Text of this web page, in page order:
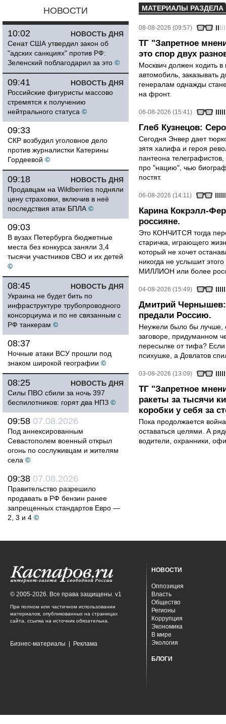
НОВОСТИ
НОВОСТЬ ДНЯ
10:02
Сенат США утвердил закон об
"адских санкциях" против РФ:
Зеленский поблагодарил за это ©
НОВОСТЬ ДНЯ
09:41
Российские фигуристы массово
стремятся к получению
нейтрального статуса ©
09:33
СКР возбудил уголовное дело
против журналистки Катерины
Гордеевой ©
НОВОСТЬ ДНЯ
09:18
Продавцам на Wildberries подняли
цену страховки, включив в неё
последствия атак БПЛА ©
09:03
В вузах Петербурга бюджетные
места без конкурса заняли 3,4
тысячи участников СВО и их детей
©
НОВОСТЬ ДНЯ
08:45
Украина не будет бить по
инфраструктуре трубопроводного
консорциума и по не связанным с
РФ танкерам ©
08:37
Ночные атаки ВСУ прошли под
знаком широкой географии ©
НОВОСТЬ ДНЯ
08:25
Силы ПВО сбили за ночь 397
беспилотников: горят два НПЗ ©
09:58 07.08.2026
Под аннексированным
Севастополем военный открыл
огонь по сослуживцам и жителям
села ©
09:38 07.08.2026
Правительство разрешило
продавать в РФ бензин ранее
запрещенных стандартов Евро —
2, 3 и 4 ©
МАТЕРИАЛЫ РАЗДЕЛА
08-08-2026 (09:57)
ТГ "Запретное
это спор двух
Москвич должен ходить в
автомобиль, заказывать
генералам однажды
на фронт.
06-08-2026 (15:41)
Глеб Кузнецов:
Сегодня Энвер дает
зятя халифа и героя
пантеона
про "нацию", чью
постят.
06-08-2026 (14:11)
Карина Кокрэлл-
россияне.
Это КОНЧИТСЯ тогда
старичка, играющего
который не хочет
никогда не услышит
МИЛЛИОН или более
04-08-2026 (15:49)
Дмитрий Чернышев:
предали Россию.
Неужели было бы лучше,
заговоре, придуманном
пересылке от тифа?
психушке, а Довлатов
03-08-2026 (13:09)
ТГ "Запретное
ракеты за тысячи
коробки у себя за
Пока продолжается
оставаться целями. А
водители, охранники,
© 2005-2026. Все права защищены. v1
При полном или частичном использовании
материалов, опубликованных на страницах
сайта, ссылка на источник обязательна.
Бизнес-материалы Реклама
НОВОСТИ
Оппозиция
Власть
Общество
Регионы
Коррупция
Экономика
В мире
Экология
БЛОГИ